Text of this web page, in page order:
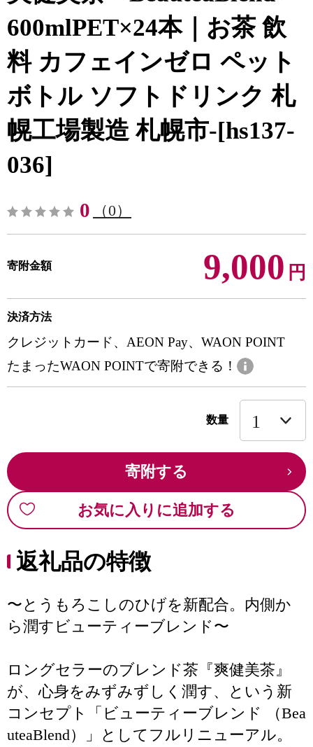
600mlPET×24本｜お茶 飲
料 カフェインゼロ ペット
ボトル ソフトドリンク 札
幌工場製造 札幌市-[hs137-
036]
0 （0）
寄附金額 9,000 円
決済方法
クレジットカード、AEON Pay、WAON POINT
たまったWAON POINTで寄附できる！
数量
寄附する
お気に入りに追加する
返礼品の特徴
〜とうもろこしのひげを新配合。内側か
ら潤すビューティーブレンド〜
ロングセラーのブレンド茶『爽健美茶』
が、心身をみずみずしく潤す、という新
コンセプト「ビューティーブレンド （Bea
uteaBlend）」としてフルリニューアル。